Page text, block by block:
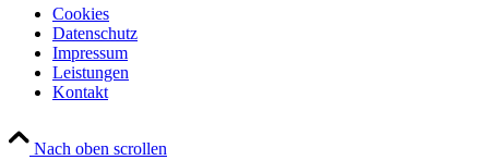
Cookies
Datenschutz
Impressum
Leistungen
Kontakt
Nach oben scrollen